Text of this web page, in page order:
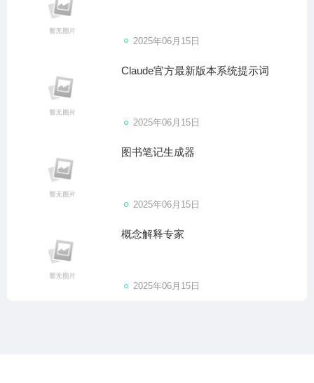
2025年06月15日
Claude官方最新版本系统提示词
2025年06月15日
图书笔记生成器
2025年06月15日
概念解释专家
2025年06月15日